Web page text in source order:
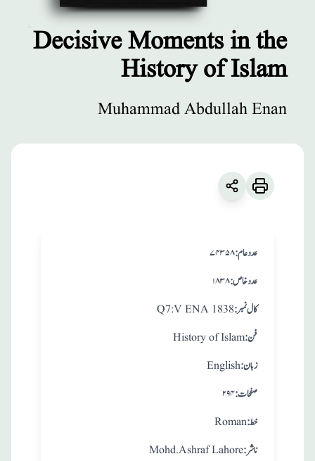
مطبوعات
Moments in the
History of Islam
Decisive Moments in the
History of Islam
Muhammad Abdullah Enan
۷۴۳۵۸:عدد عام
۱۸۳۸:عدد خاص
Q7:V ENA 1838 :کال نمبر
History of Islam :فن
English:زبان
۲۹۴:صفحات
Roman:خط
Mohd.Ashraf Lahore :ناشر